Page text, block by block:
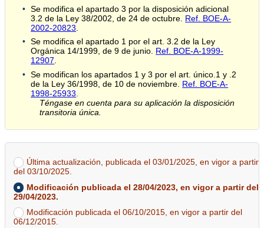
Se modifica el apartado 3 por la disposición adicional
3.2 de la Ley 38/2002, de 24 de octubre. Ref. BOE-A-
2002-20823.
Se modifica el apartado 1 por el art. 3.2 de la Ley
Orgánica 14/1999, de 9 de junio. Ref. BOE-A-1999-
12907.
Se modifican los apartados 1 y 3 por el art. único.1 y .2
de la Ley 36/1998, de 10 de noviembre. Ref. BOE-A-
1998-25933
Téngase en cuenta para su aplicación la disposición
transitoria única.
Última actualización, publicada el 03/01/2025, en vigor a partir
del 03/10/2025.
Modificación publicada el 28/04/2023, en vigor a partir del
29/04/2023.
Modificación publicada el 06/10/2015, en vigor a partir del
06/12/2015.